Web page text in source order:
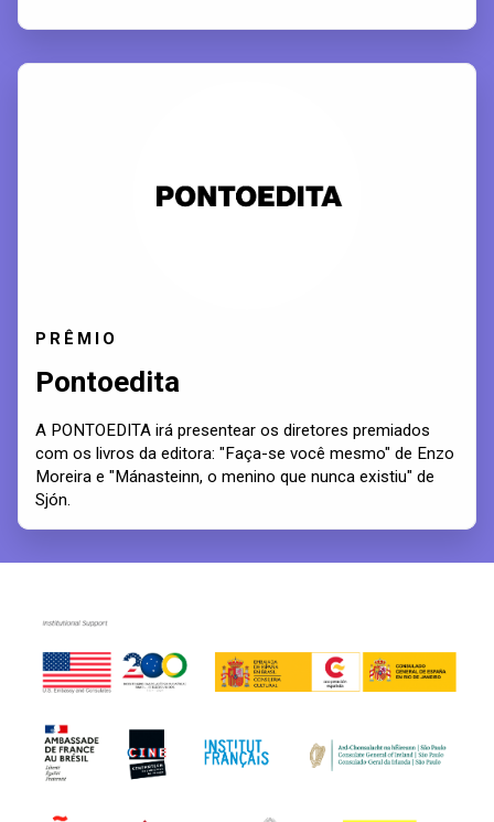
PRÊMIO
Pontoedita
A PONTOEDITA irá presentear os diretores premiados
com os livros da editora: "Faça-se você mesmo" de Enzo
Moreira e "Mánasteinn, o menino que nunca existiu" de
Sjón.